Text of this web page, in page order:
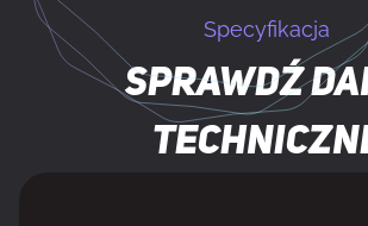
Specyfikacja
Sprawdź